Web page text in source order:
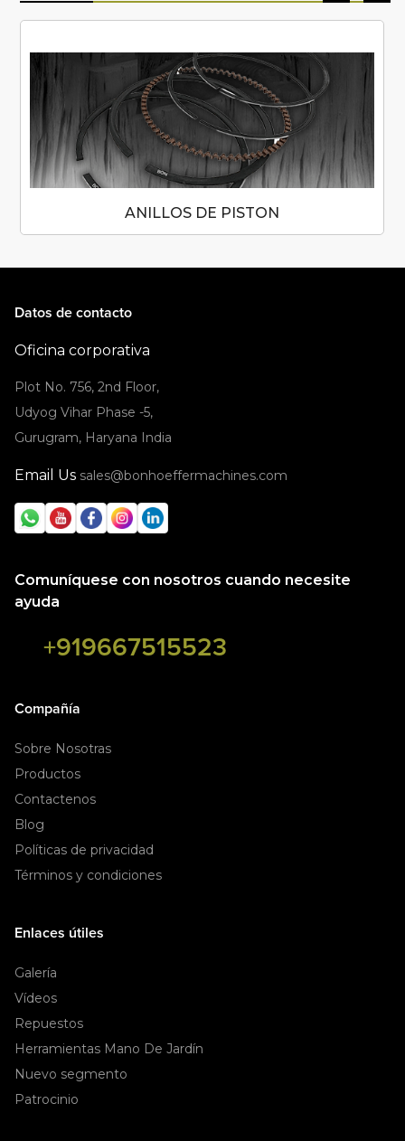
ANILLOS DE PISTON
Datos de contacto
Oficina corporativa
Plot No. 756, 2nd Floor,
Udyog Vihar Phase -5,
Gurugram, Haryana India
Email Us sales@bonhoeffermachines.com
Comuníquese con nosotros cuando necesite
ayuda
+919667515523
Compañía
Sobre Nosotras
Productos
Contactenos
Blog
Políticas de privacidad
Términos y condiciones
Enlaces útiles
Galería
Vídeos
Repuestos
Herramientas Mano De Jardín
Nuevo segmento
Patrocinio